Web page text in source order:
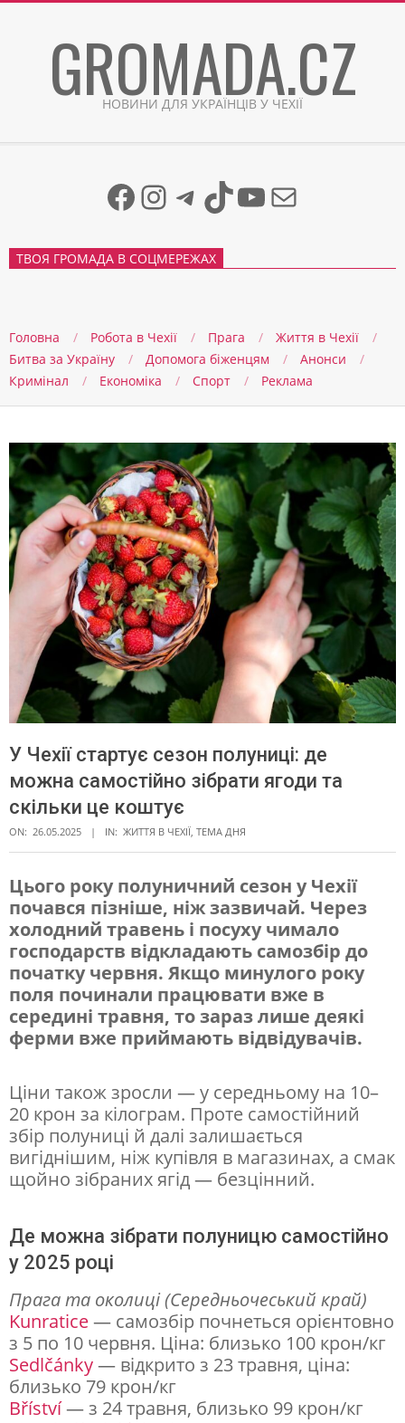
GROMADA.CZ
НОВИНИ ДЛЯ УКРАЇНЦІВ У ЧЕХІЇ
Facebook
Instagram
Telegram
TikTok
YouTube
Mail
ТВОЯ ГРОМАДА В СОЦМЕРЕЖАХ
Головна Робота в Чехії Прага
Життя в Чеxії
Битва за Україну
Допомога біженцям
Анонси
Кримінал
Економіка Спорт Реклама
У Чехії стартує сезон полуниці: де
можна самостійно зібрати ягоди та
скільки це коштує
ON: 26.05.2025 IN: ЖИТТЯ В ЧЕXІЇ, ТЕМА ДНЯ
У
Ч
е
х
і
с
т
а
р
у
є
с
е
з
о
н
Цього року полуничний сезон у Чехії
почався пізніше, ніж зазвичай. Через
холодний травень і посуху чимало
господарств відкладають самозбір до
початку червня. Якщо минулого року
поля починали працювати вже в
середині травня, то зараз лише деякі
ферми вже приймають відвідувачів.
Ціни також зросли — у середньому на 10–
20 крон за кілограм. Проте самостійний
збір полуниці й далі залишається
вигіднішим, ніж купівля в магазинах, а смак
щойно зібраних ягід — безцінний.
Де можна зібрати полуницю самостійно
у 2025 році
Прагата околиці(Середньочеський край)
Kunratice— самозбір почнеться орієнтовно
з 5 по 10 червня. Ціна: близько 100 крон/кг
Sedlčánky— відкрито з 23 травня, ціна:
близько 79 крон/кг
Bříství— з 24 травня, близько 99 крон/кг